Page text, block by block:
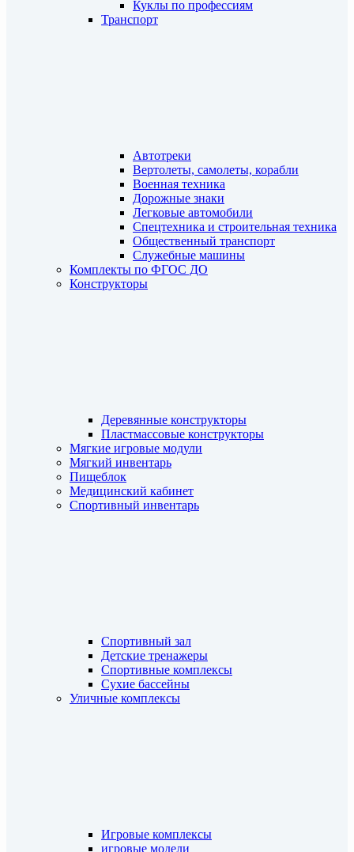
Куклы по профессиям
Транспорт
Автотреки
Вертолеты, самолеты, корабли
Военная техника
Дорожные знаки
Легковые автомобили
Спецтехника и строительная техника
Общественный транспорт
Служебные машины
Комплекты по ФГОС ДО
Конструкторы
Деревянные конструкторы
Пластмассовые конструкторы
Мягкие игровые модули
Мягкий инвентарь
Пищеблок
Медицинский кабинет
Спортивный инвентарь
Спортивный зал
Детские тренажеры
Спортивные комплексы
Сухие бассейны
Уличные комплексы
Игровые комплексы
игровые модели